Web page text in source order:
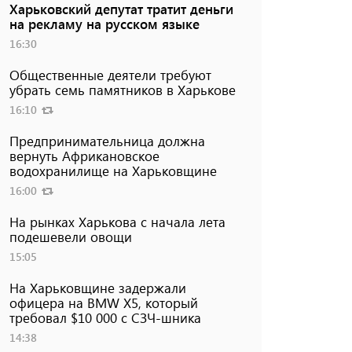
Харьковский депутат тратит деньги
на рекламу на русском языке
16:30
Общественные деятели требуют
убрать семь памятников в Харькове
16:10
Предпринимательница должна
вернуть Африкановское
водохранилище на Харьковщине
16:00
На рынках Харькова с начала лета
подешевели овощи
15:05
На Харьковщине задержали
офицера на BMW Х5, который
требовал $10 000 с СЗЧ-шника
14:38